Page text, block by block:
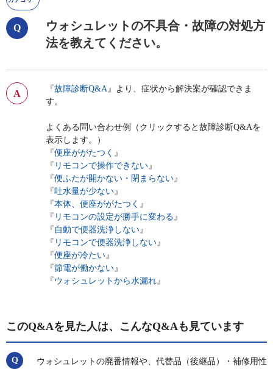
ウォシュレットの不具合・故障の対処方
法を教えてください。
『故障診断Q&A』より、症状から解決案が確認できま
す。
よくある問い合わせ例（クリックすると故障診断Q&Aを
表示します。）
『便座ががたつく 』
『 リモコンで操作できない』
『便ふたが開かない・閉まらない』
『吐水量が少ない』
『本体、便座ががたつく 』
『 リモコンの設定が勝手に変わる』
『 自動で便器洗浄しない』
『 リモコンで便器洗浄しない』
『便座が冷たい』
『節電が働かない』
『 ウォシュレットから水漏れ』
このQ&Aを見た人は、こんなQ&Aも見ています
ウォシュレットの廃番情報や、代替品（後継品）・補修用性